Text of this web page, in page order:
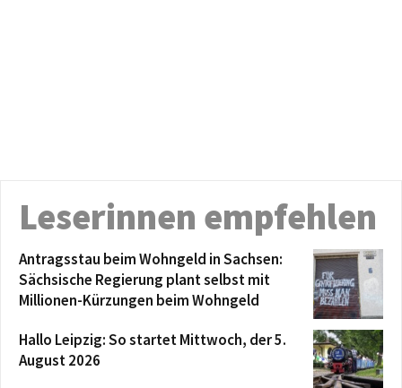
Leserinnen empfehlen
Antragsstau beim Wohngeld in Sachsen:
Sächsische Regierung plant selbst mit
Millionen-Kürzungen beim Wohngeld
Hallo Leipzig: So startet Mittwoch, der 5.
August 2026